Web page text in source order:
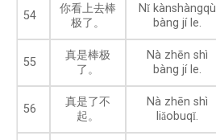
54
你看上去棒
极了。
Nǐ kànshàngqù
bàng jí le.
55
真是棒极
了。
Nà zhēn shì
bàng jí le.
56
真是了不
起。
Nà zhēn shì
liǎobuqǐ.